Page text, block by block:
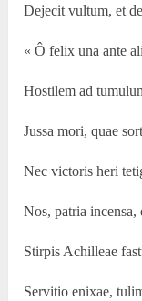
Dejecit vultum, et
« Ô felix una ante
Hostilem ad
Jussa mori, quae
Nec victoris heri
Nos, patria incensa,
Stirpis Achilleae
Servitio enixae,